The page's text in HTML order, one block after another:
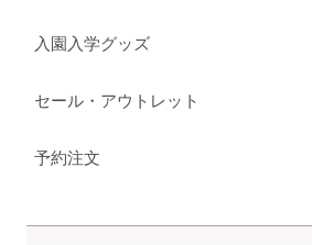
入園入学グッズ
セール・アウトレット
予約注文